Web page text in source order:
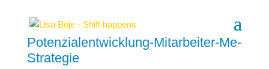
Potenzialentwicklung-Mitarbeiter-Me-
Strategie